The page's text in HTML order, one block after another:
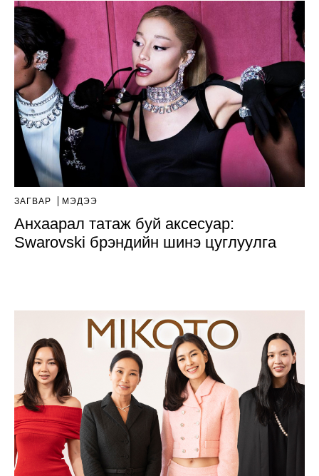
ЗАГВАР МЭДЭЭ
Анхаарал татаж буй аксесуар:
Swarovski брэндийн шинэ цуглуулга